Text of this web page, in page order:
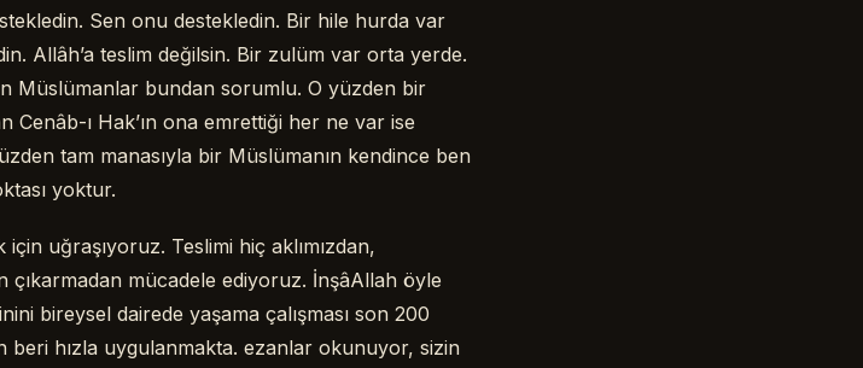
Sen onu destekledin. Bir hile hurda var
Allâh’a teslim değilsin. Bir zulüm var orta yerde.
Müslümanlar bundan sorumlu. O yüzden bir
Cenâb-ı Hak’ın ona emrettiği her ne var ise
tam manasıyla bir Müslümanın kendince ben
yoktur.
uğraşıyoruz. Teslimi hiç aklımızdan,
mücadele ediyoruz. İnşâAllah öyle
bireysel dairede yaşama çalışması son 200
beri hızla uygulanmakta. ezanlar okunuyor, sizin